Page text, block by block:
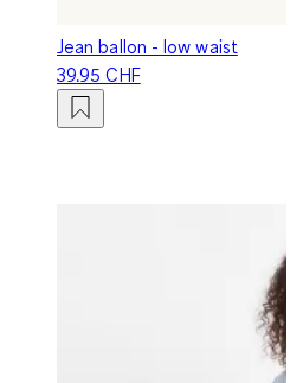
Jean ballon - low waist
39.95 CHF